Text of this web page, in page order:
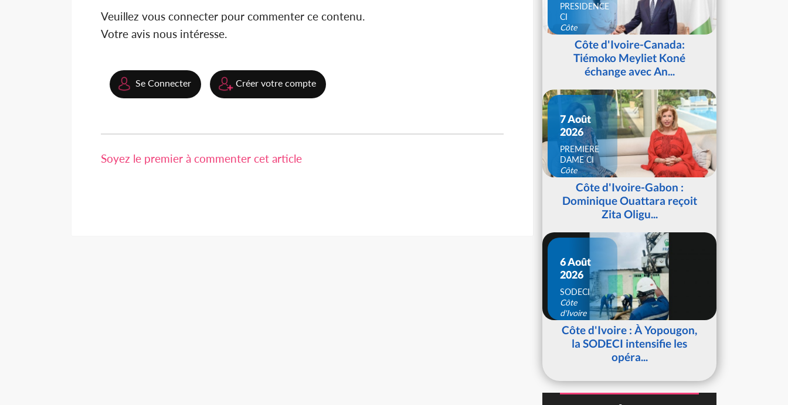
Veuillez vous connecter pour commenter ce contenu.
Votre avis nous intéresse.
Se Connecter Créer votre compte
Soyez le premier à commenter cet article
PRESIDENCE
CI
Côte
d'IvoireCôte d'Ivoire-Canada:
Tiémoko Meyliet Koné
échange avec An...
7 Août
2026
PREMIERE
DAME CI
Côte
d'IvoireCôte d'Ivoire-Gabon :
Dominique Ouattara reçoit
Zita Oligu...
6 Août
2026
SODECI
Côte
d'Ivoire
Côte d'Ivoire : À Yopougon,
la SODECI intensifie les
opéra...